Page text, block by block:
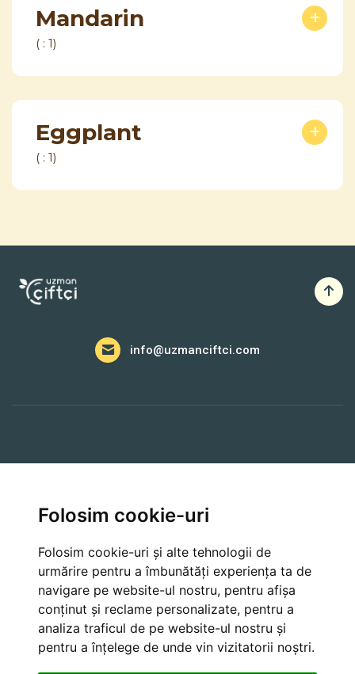
Folosim cookie-uri
Folosim cookie-uri și alte tehnologii de
urmărire pentru a îmbunătăți experiența ta de
navigare pe website-ul nostru, pentru afișa
conținut și reclame personalizate, pentru a
analiza traficul de pe website-ul nostru și
pentru a înțelege de unde vin vizitatorii noștri.
Mandarin
( : 1)
Eggplant
( : 1)
info@uzmanciftci.com
Farmer API
Cancellation and Refund Policies